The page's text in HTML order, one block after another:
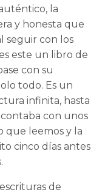
la
y honesta que
seguir con los
este un libro de
con su
todo. Es un
infinita, hasta
con unos
que leemos y la
cinco días antes
de